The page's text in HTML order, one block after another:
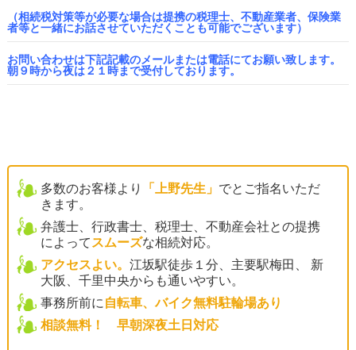
（相続税対策等が必要な場合は提携の税理士、不動産業者、保険業
者等と一緒にお話させていただくことも可能でございます）
お問い合わせは下記記載のメールまたは電話にてお願い致します。
朝９時から夜は２１時まで受付しております。
多数のお客様より 「上野先生」 でとご指名いただ
きます。
弁護士、行政書士、税理士、不動産会社との提携
によって スムーズな相続対応。
アクセスよい。 江坂駅徒歩１分、主要駅梅田、 新
大阪、千里中央からも通いやすい。
事務所前に 自転車、バイク無料駐輪場あり
相談無料！ 早朝深夜土日対応